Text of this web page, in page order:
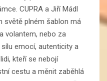
CUPRA a Jiří Mádl
světě plném šablon má
volantem, nebo za
sílu emocí, autenticity a
kteří se nebojí
cestu a měnit zaběhlá